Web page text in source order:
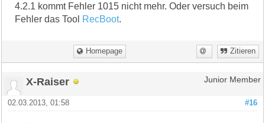
4.2.1 kommt Fehler 1015 nicht mehr. Oder versuch beim
Fehler das Tool RecBoot.
Homepage Zitieren
X-Raiser Junior Member
#16
02.03.2013, 01:58